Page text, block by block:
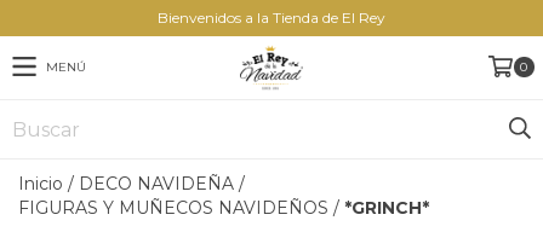
Bienvenidos a la Tienda de El Rey
MENÚ 0
Inicio / DECO NAVIDEÑA /
FIGURAS Y MUÑECOS NAVIDEÑOS / *GRINCH*